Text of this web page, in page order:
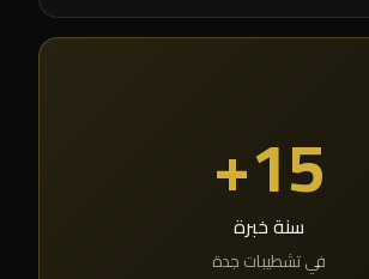
15+
سنة خبرة
في تشطيبات جدة